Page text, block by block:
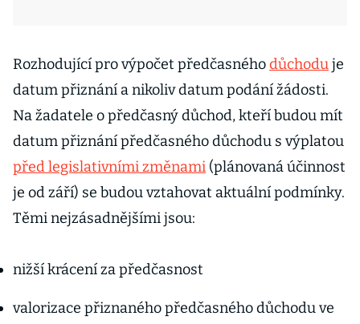
Rozhodující pro výpočet předčasnéhodůchoduje
datum přiznání a nikoliv datum podání žádosti.
Na žadatele o předčasný důchod, kteří budou mít
datum přiznání předčasného důchodu s výplatou
před legislativními změnami (plánovaná účinnost
je od září) se budou vztahovat aktuální podmínky.
Těmi nejzásadnějšími jsou:
nižší krácení za předčasnost
valorizace přiznaného předčasného důchodu ve